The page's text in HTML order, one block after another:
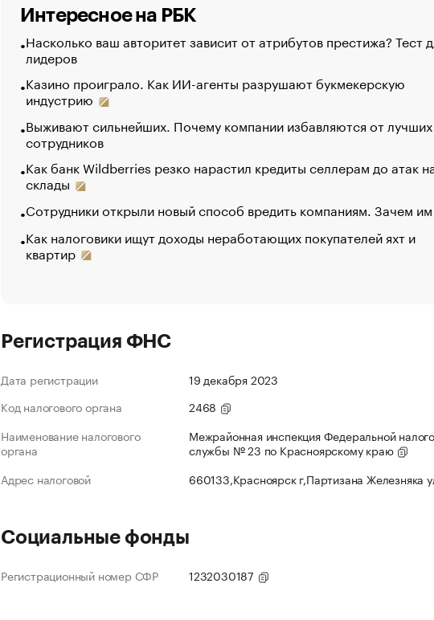
Интересное на РБК
Насколько ваш авторитет зависит от атрибутов престижа? Тест
лидеров
Казино проиграло. Как ИИ-агенты разрушают букмекерскую
индустрию
Выживают сильнейших. Почему компании избавляются от лучших
сотрудников
Как банк Wildberries резко нарастил кредиты селлерам до атак
склады
Сотрудники открыли новый способ вредить компаниям. Зачем
Как налоговики ищут доходы неработающих покупателей яхт и
квартир
Регистрация ФНС
Дата регистрации
19 декабря 2023
Код налогового органа
2468
Наименование налогового
органа
Межрайонная инспекция Федеральной
службы № 23 по Красноярскому краю
Адрес налоговой
660133,Красноярск г,Партизана Железняка
Социальные фонды
Регистрационный номер СФР 1232030187